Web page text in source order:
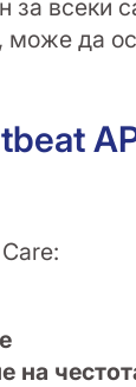
за всеки
може да
на